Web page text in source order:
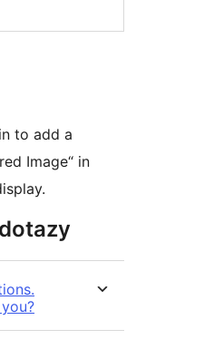
to add a
Image“ in